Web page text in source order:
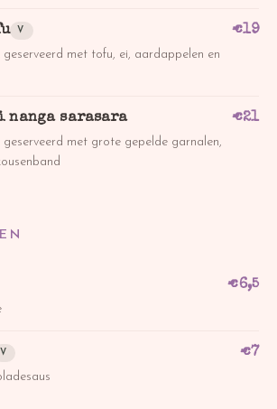
V
met tofu, ei, aardappelen en
€19
nanga sarasara
geserveerd met grote gepelde garnalen,
€21
€6,5
V €7